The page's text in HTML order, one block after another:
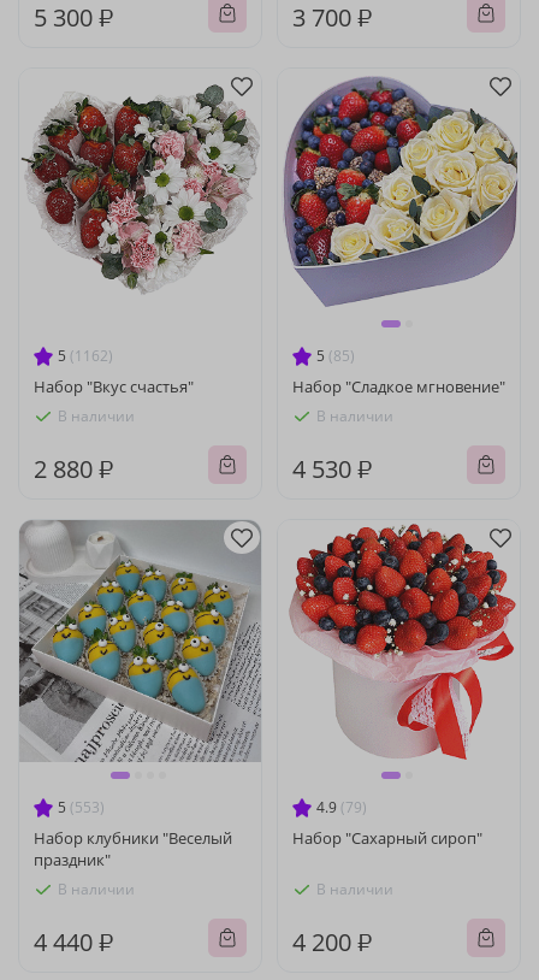
5 300 ₽ 3 700 ₽
5 (1162)
Набор "Вкус счастья"
В наличии
2 880 ₽
5 (85)
Набор "Сладкое мгновение"
В наличии
4 530 ₽
5 (553)
Набор клубники "Веселый
праздник"
В наличии
4 440 ₽
4.9 (79)
Набор "Сахарный сироп"
В наличии
4 200 ₽